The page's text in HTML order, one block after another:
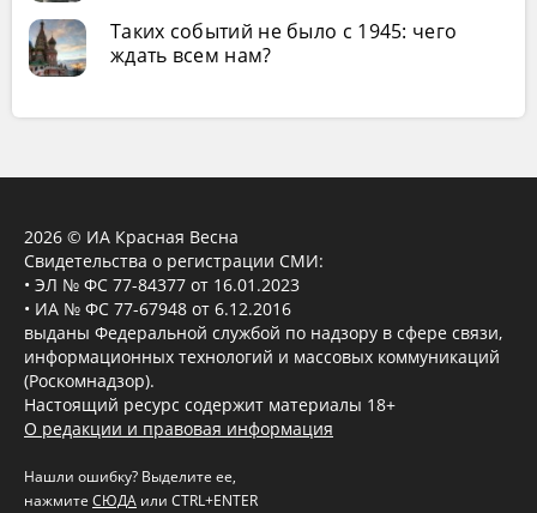
Таких событий не было с 1945: чего
ждать всем нам?
2026 © ИА Красная Весна
Свидетельства о регистрации СМИ:
• ЭЛ № ФС 77-84377 от 16.01.2023
• ИА № ФС 77-67948 от 6.12.2016
выданы Федеральной службой по надзору в сфере связи,
информационных технологий и массовых коммуникаций
(Роскомнадзор).
Настоящий ресурс содержит материалы 18+
О редакции и правовая информация
Нашли ошибку? Выделите ее,
нажмите СЮДА или CTRL+ENTER